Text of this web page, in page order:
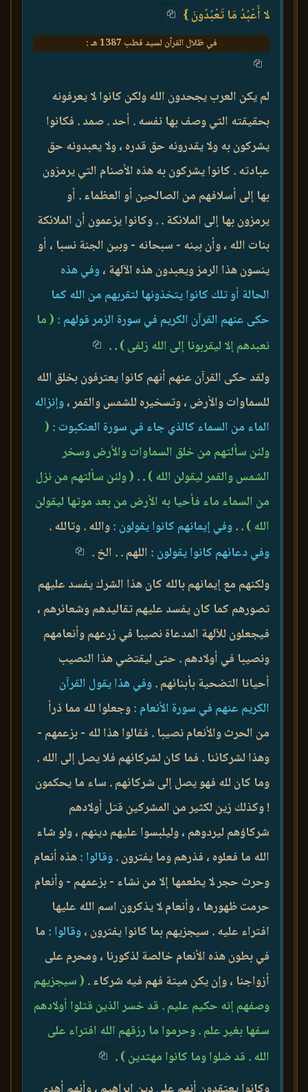
لا أَعْبُدُ مَا تَعْبُدُونَ }
في ظلال القرآن لسيد قطب 1387 هـ :
لم يكن العرب يجحدون الله ولكن كانوا لا يعرفونه
بحقيقته التي وصف بها نفسه . أحد . صمد . فكانوا
يشركون به ولا يقدرونه حق قدره ، ولا يعبدونه حق
عبادته . كانوا يشركون به هذه الأصنام التي يرمزون
بها إلى أسلافهم من الصالحين أو العظماء . أو
يرمزون بها إلى الملائكة . . وكانوا يزعمون أن الملائكة
بنات الله ، وأن بينه - سبحانه - وبين الجنة نسبا ، أو
ينسون هذا الرمز ويعبدون هذه الآلهة ،وفي هذه
الحالة أو تلك كانوا يتخذونها لتقربهم من الله كما
حكى عنهم القرآن الكريم في سورة الزمر قولهم : ( ما
نعبدهم إلا ليقربونا إلى الله زلفى ). .
ولقد حكى القرآن عنهم أنهم كانوا يعترفون بخلق الله
للسماوات والأرض ، وتسخيره للشمس والقمر ،وإنزاله
الماء من السماء كالذي جاء في سورة العنكبوت : (
ولئن سألتهم من خلق السماوات والأرض وسخر
الشمس والقمر ليقولن الله ). . ( ولئن سألتهم من نزل
من السماء ماء فأحيا به الأرض من بعد موتها ليقولن
الله ). .وفي إيمانهم كانوا يقولون :والله . وتالله .
وفي دعائهم كانوا يقولون : اللهم . . الخ .
ولكنهم مع إيمانهم بالله كان هذا الشرك يفسد عليهم
تصورهم كما كان يفسد عليهم تقاليدهم وشعائرهم ،
فيجعلون للآلهة المدعاة نصيبا في زرعهم وأنعامهم
ونصيبا في أولادهم . حتى ليقتضي هذا النصيب
أحيانا التضحية بأبنائهم .وفي هذا يقول القرآن
الكريم عنهم في سورة الأنعام :وجعلوا لله مما ذرأ
من الحرث والأنعام نصيبا . فقالوا هذا لله - بزعمهم -
وهذا لشركائنا . فما كان لشركائهم فلا يصل إلى الله .
وما كان لله فهو يصل إلى شركائهم . ساء ما يحكمون
! وكذلك زين لكثير من المشركين قتل أولادهم
شركاؤهم ليردوهم ، وليلبسوا عليهم دينهم ، ولو شاء
الله ما فعلوه ، فذرهم وما يفترون .وقالوا :هذه أنعام
وحرث حجر لا يطعمها إلا من نشاء - بزعمهم - وأنعام
حرمت ظهورها ، وأنعام لا يذكرون اسم الله عليها
افتراء عليه . سيجزيهم بما كانوا يفترون ،وقالوا : ما
في بطون هذه الأنعام خالصة لذكورنا ، ومحرم على
أزواجنا ، وإن يكن ميتة فهم فيه شركاء . ( سيجزيهم
وصفهم إنه حكيم عليم . قد خسر الذين قتلوا أولادهم
سفها بغير علم . وحرموا ما رزقهم الله افتراء على
الله . قد ضلوا وما كانوا مهتدين ).